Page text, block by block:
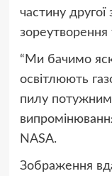
частину
зореутворення
“Ми бачимо
освітлюють
пилу
NASA.
Зображення